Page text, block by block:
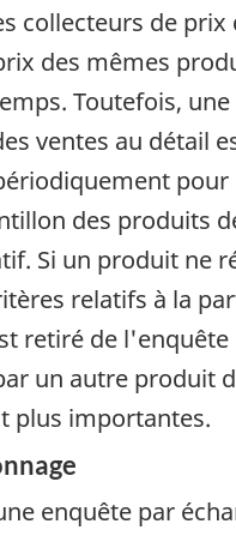
collecteurs de prix
des mêmes
Toutefois,
ventes au détail
des produits
Si un produit ne
relatifs à la
retiré de l'enquête
un autre produit
plus importantes.
enquête par